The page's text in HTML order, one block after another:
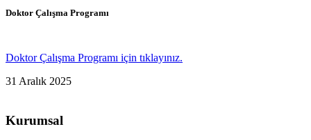
Doktor Çalışma Programı
Doktor Çalışma Programı için tıklayınız.
31 Aralık 2025
Kurumsal